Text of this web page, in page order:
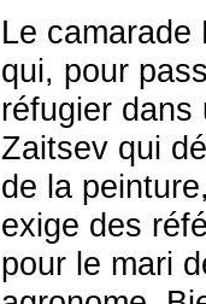
Le camarade
qui, pour
réfugier dans
Zaitsev qui
de la
exige des
pour le mari